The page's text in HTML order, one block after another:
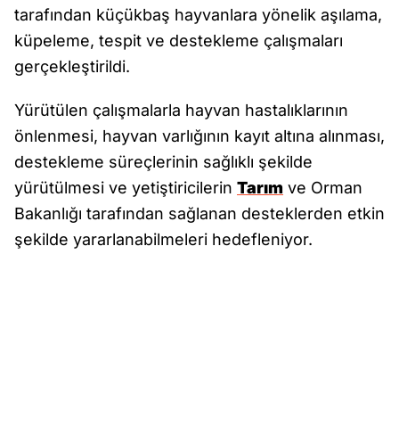
tarafından küçükbaş hayvanlara yönelik aşılama,
küpeleme, tespit ve destekleme çalışmaları
gerçekleştirildi.
Yürütülen çalışmalarla hayvan hastalıklarının
önlenmesi, hayvan varlığının kayıt altına alınması,
destekleme süreçlerinin sağlıklı şekilde
yürütülmesi ve yetiştiricilerin Tarım ve Orman
Bakanlığı tarafından sağlanan desteklerden etkin
şekilde yararlanabilmeleri hedefleniyor.